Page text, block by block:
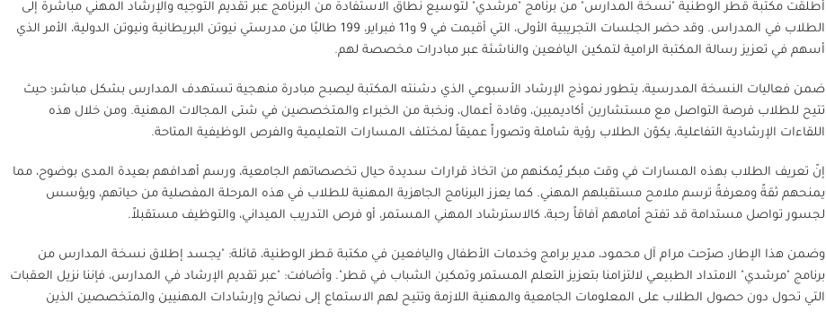
أطلقت مكتبة قطر الوطنية "نسخة المدارس" من برنامج "مرشدي" لتوسيع نطاق الاستفادة من البرنامج عبر تقديم التوجيه والإرشاد المهني مباشرة إلى
الطلاب في المدراس. وقد حضر الجلسات التجريبية الأولى، التي أقيمت في 9 و11 فبراير، 199 طالبًا من مدرستي نيوتن البريطانية ونيوتن الدولية، الأمر الذي
أسهم في تعزيز رسالة المكتبة الرامية لتمكين اليافعين والناشئة عبر مبادرات مخصصة لهم.
ضمن فعاليات النسخة المدرسية، يتطور نموذج الإرشاد الأسبوعي الذي دشنته المكتبة ليصبح مبادرة منهجية تستهدف المدارس بشكل مباشر؛ حيث
تتيح للطلاب فرصة التواصل مع مستشارين أكاديميين، وقادة أعمال، ونخبة من الخبراء والمتخصصين في شتى المجالات المهنية. ومن خلال هذه
اللقاءات الإرشادية التفاعلية، يكوّن الطلاب رؤية شاملة وتصوراً عميقاً لمختلف المسارات التعليمية والفرص الوظيفية المتاحة.
إنّ تعريف الطلاب بهذه المسارات في وقت مبكر يُمكنهم من اتخاذ قرارات سديدة حيال تخصصاتهم الجامعية، ورسم أهدافهم بعيدة المدى بوضوح، مما
يمنحهم ثقةً ومعرفةً ترسم ملامح مستقبلهم المهني. كما يعزز البرنامج الجاهزية المهنية للطلاب في هذه المرحلة المفصلية من حياتهم، ويؤسس
لجسور تواصل مستدامة قد تفتح أمامهم آفاقاً رحبة، كالاسترشاد المهني المستمر، أو فرص التدريب الميداني، والتوظيف مستقبلاً.
وضمن هذا الإطار، صرّحت مرام آل محمود، مدير برامج وخدمات الأطفال واليافعين في مكتبة قطر الوطنية، قائلة: "يجسد إطلاق نسخة المدارس من
برنامج "مرشدي" الامتداد الطبيعي لالتزامنا بتعزيز التعلم المستمر وتمكين الشباب في قطر". وأضافت: "عبر تقديم الإرشاد في المدارس، فإننا نزيل العقبات
التي تحول دون حصول الطلاب على المعلومات الجامعية والمهنية اللازمة وتتيح لهم الاستماع إلى نصائح وإرشادات المهنيين والمتخصصين الذين